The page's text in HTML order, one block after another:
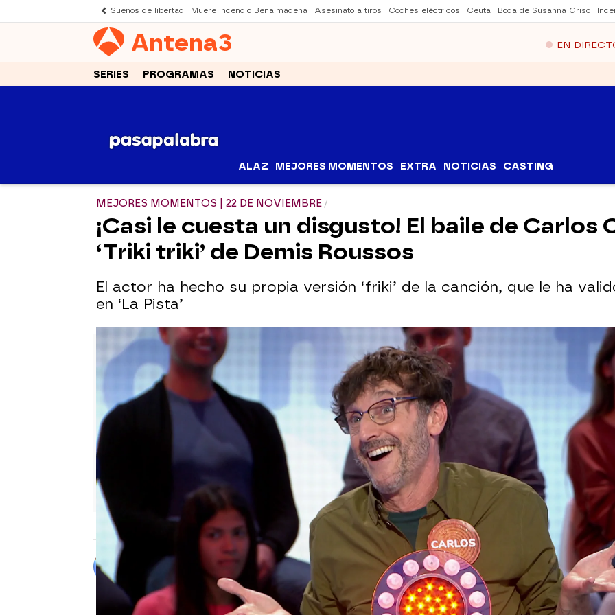
Sueños de libertad Muere incendio Benalmádena Asesinato a tiros Coches eléctricos Ceuta Boda de Susanna Griso
Antena3 EN
SERIES PROGRAMAS NOTICIAS
ALAZ MEJORES MOMENTOS EXTRA NOTICIAS CASTING
MEJORES MOMENTOS | 22 DE NOVIEMBRE
¡Casi le cuesta un disgusto! El baile de Carlos
‘Triki triki’ de Demis Roussos
El actor ha hecho su propia versión ‘friki’ de la canción, que le ha
en ‘La Pista’
Alberto Mendo
Publicado: 22 de noviembre de 2022, 20:29
WhatsappFacebook